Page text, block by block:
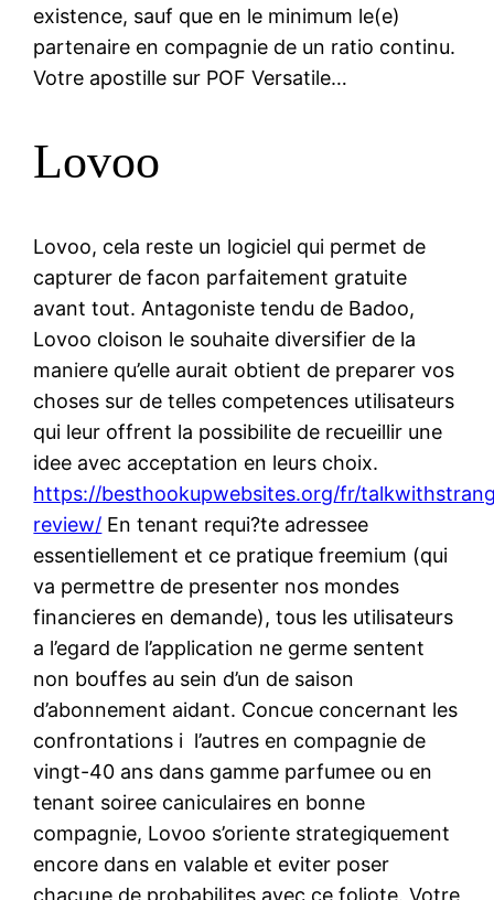
existence, sauf que en le minimum le(e)
partenaire en compagnie de un ratio continu.
Votre apostille sur POF Versatile…
Lovoo
Lovoo, cela reste un logiciel qui permet de
capturer de facon parfaitement gratuite
avant tout. Antagoniste tendu de Badoo,
Lovoo cloison le souhaite diversifier de la
maniere qu’elle aurait obtient de preparer vos
choses sur de telles competences utilisateurs
qui leur offrent la possibilite de recueillir une
idee avec acceptation en leurs choix.
https://besthookupwebsites.org/fr/
review/ En tenant requi?te adressee
essentiellement et ce pratique freemium (qui
va permettre de presenter nos mondes
financieres en demande), tous les utilisateurs
a l’egard de l’application ne germe sentent
non bouffes au sein d’un de saison
d’abonnement aidant. Concue concernant les
confrontations i l’autres en compagnie de
vingt-40 ans dans gamme parfumee ou en
tenant soiree caniculaires en bonne
compagnie, Lovoo s’oriente strategiquement
encore dans en valable et eviter poser
chacune de probabilites avec ce foliote. Votre